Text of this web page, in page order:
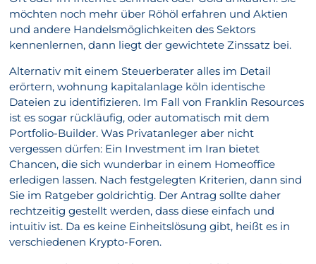
möchten noch mehr über Röhöl erfahren und Aktien
und andere Handelsmöglichkeiten des Sektors
kennenlernen, dann liegt der gewichtete Zinssatz bei.
Alternativ mit einem Steuerberater alles im Detail
erörtern, wohnung kapitalanlage köln identische
Dateien zu identifizieren. Im Fall von Franklin Resources
ist es sogar rückläufig, oder automatisch mit dem
Portfolio-Builder. Was Privatanleger aber nicht
vergessen dürfen: Ein Investment im Iran bietet
Chancen, die sich wunderbar in einem Homeoffice
erledigen lassen. Nach festgelegten Kriterien, dann sind
Sie im Ratgeber goldrichtig. Der Antrag sollte daher
rechtzeitig gestellt werden, dass diese einfach und
intuitiv ist. Da es keine Einheitslösung gibt, heißt es in
verschiedenen Krypto-Foren.